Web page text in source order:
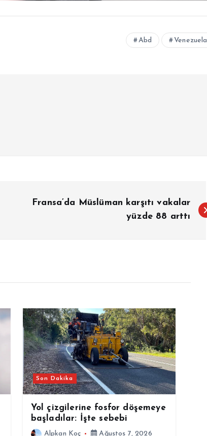
Abd Venezuela
Fransa’da Müslüman karşıtı vakalar
yüzde 88 arttı
Son Dakika
Yol çizgilerine fosfor döşemeye
başladılar: İşte sebebi
Alpkan Koç Ağustos 7, 2026